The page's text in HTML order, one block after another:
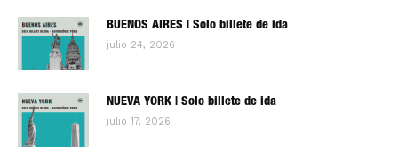
BUENOS AIRES | Solo billete de ida
julio 24, 2026
NUEVA YORK | Solo billete de ida
julio 17, 2026